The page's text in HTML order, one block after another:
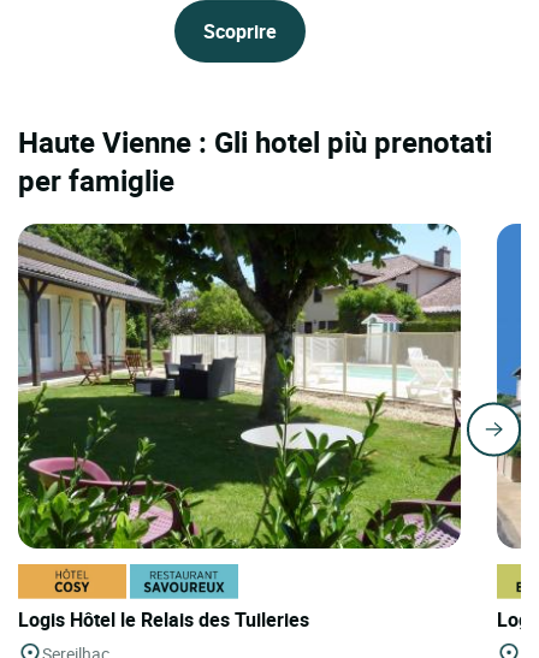
Scoprire
Haute Vienne : Gli hotel più prenotati
per famiglie
Logis Hôtel le Relais des Tuileries